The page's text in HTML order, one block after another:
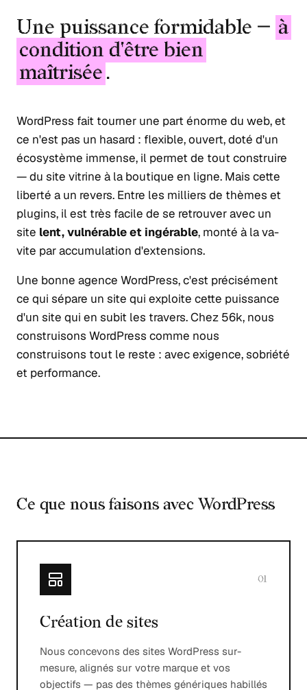
Une puissance formidable — à
condition d'être bien
maîtrisée.
WordPress fait tourner une part énorme du web, et
ce n'est pas un hasard : flexible, ouvert, doté d'un
écosystème immense, il permet de tout construire
— du site vitrine à la boutique en ligne. Mais cette
liberté a un revers. Entre les milliers de thèmes et
plugins, il est très facile de se retrouver avec un
site lent, vulnérable et ingérable, monté à la va-
vite par accumulation d'extensions.
Une bonne agence WordPress, c'est précisément
ce qui sépare un site qui exploite cette puissance
d'un site qui en subit les travers. Chez 56k, nous
construisons WordPress comme nous
construisons tout le reste : avec exigence, sobriété
et performance.
Ce que nous faisons avec WordPress
01
Création de sites
Nous concevons des sites WordPress sur-
mesure, alignés sur votre marque et vos
objectifs — pas des thèmes génériques habillés